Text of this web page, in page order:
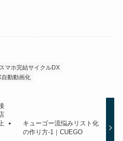
スマホ完結サイクルDX
動動画化
キューゴー流悩みリスト化
の作り方-1｜CUEGO